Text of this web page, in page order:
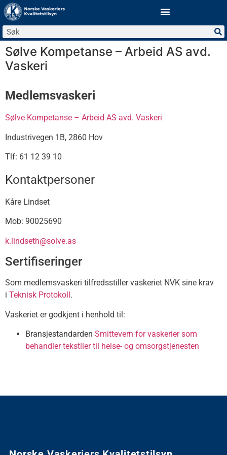
Sølve Kompetanse – Arbeid AS avd.
Vaskeri
Medlemsvaskeri
Sølve Kompetanse – Arbeid AS avd. Vaskeri
Industrivegen 1B, 2860 Hov
Tlf: 61 12 39 10
Kontaktpersoner
Kåre Lindset
Mob: 90025690
k.lindseth@solve.as
Sertifiseringer
Som medlemsvaskeri tilfredsstiller vaskeriet NVK sine krav
i Teknisk Protokoll.
Vaskeriet er godkjent i henhold til:
Bransjestandarden Smittevern for vaskerier som
behandler tekstiler til helse- og omsorgstjenesten